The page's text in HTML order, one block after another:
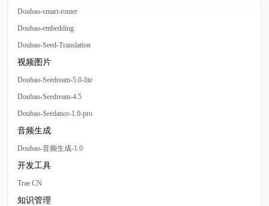
Doubao-smart-router
Doubao-embedding
Doubao-Seed-Translation
视频图片
Doubao-Seedream-5.0-lite
Doubao-Seedream-4.5
Doubao-Seedance-1.0-pro
音频生成
Doubao-音频生成-1.0
开发工具
Trae CN
知识管理